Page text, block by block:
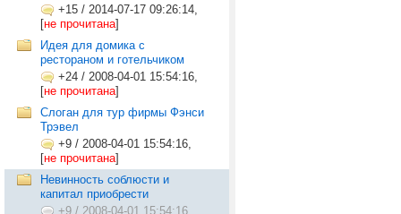
+15 / 2014-07-17 09:26:14,
[не прочитана]
Идея для домика с
рестораном и готельчиком
+24 / 2008-04-01 15:54:16,
[не прочитана]
Слоган для тур фирмы Фэнси
Трэвел
+9 / 2008-04-01 15:54:16,
[не прочитана]
Невинность соблюсти и
капитал приобрести
+9 / 2008-04-01 15:54:16,